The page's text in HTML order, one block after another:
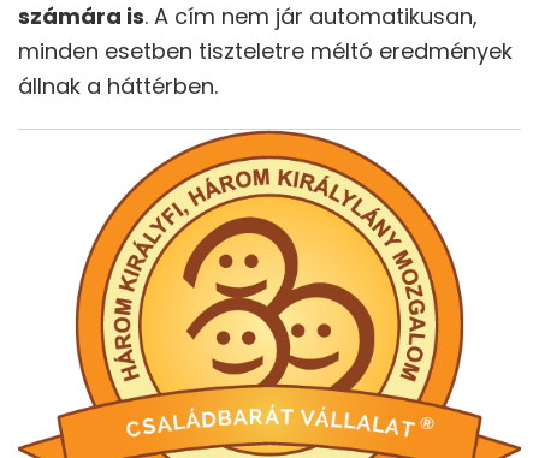
számára is. A cím nem jár automatikusan,
minden esetben tiszteletre méltó eredmények
állnak a háttérben.